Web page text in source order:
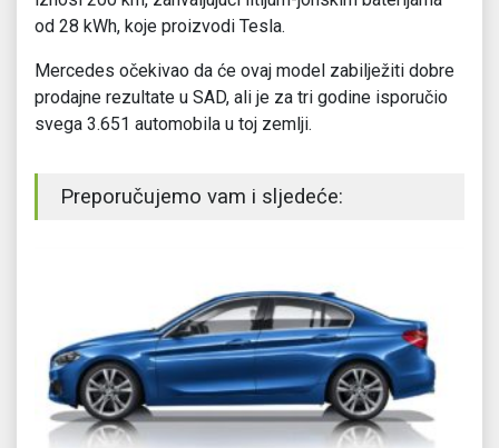
od 28 kWh, koje proizvodi Tesla.
Mercedes očekivao da će ovaj model zabilježiti dobre
prodajne rezultate u SAD, ali je za tri godine isporučio
svega 3.651 automobila u toj zemlji.
Preporučujemo vam i sljedeće: